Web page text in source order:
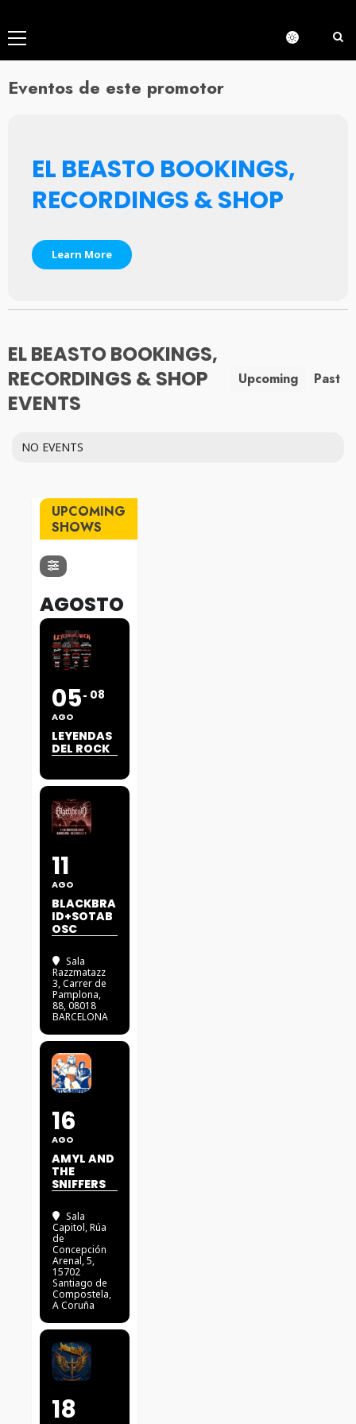
Menú
principal
Eventos de este promotor
EL BEASTO BOOKINGS,
RECORDINGS & SHOP
Learn More
EL BEASTO BOOKINGS,
RECORDINGS & SHOP
EVENTS
Upcoming Past
NO EVENTS
UPCOMING
SHOWS
AGOSTO
05
AGO
08
LEYENDAS
DEL ROCK
11
AGO
BLACKBRA
ID+SOTAB
OSC
Sala
Razzmatazz
3, Carrer de
Pamplona,
88, 08018
BARCELONA
16
AGO
AMYL AND
THE
SNIFFERS
Sala
Capitol, Rúa
de
Concepción
Arenal, 5,
15702
Santiago de
Compostela,
A Coruña
18